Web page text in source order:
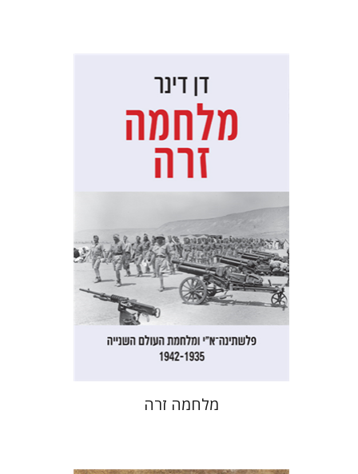
דן דינר
שאול מרמרי
הנחת אתר ספר מודפס
$35
מלחמה זרה